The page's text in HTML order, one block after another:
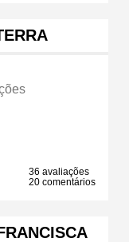
36 avaliações
20 comentários